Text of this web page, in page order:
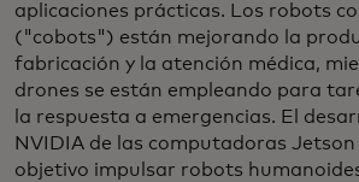
aplicaciones prácticas. Los robots
("cobots") están mejorando la
fabricación y la atención médica,
drones se están empleando para
la respuesta a emergencias. El
NVIDIA de las computadoras
objetivo impulsar robots